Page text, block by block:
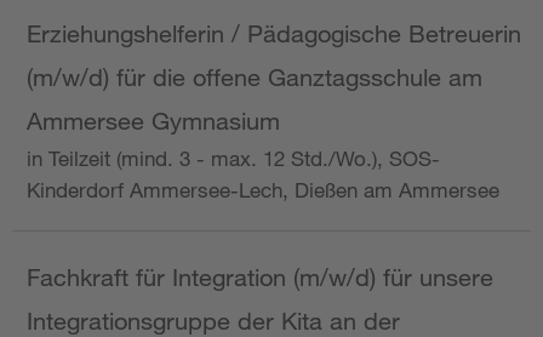
Erziehungshelferin / Pädagogische Betreuerin
(m/w/d) für die offene Ganztagsschule am
Ammersee Gymnasium
in Teilzeit (mind. 3 - max. 12 Std./Wo.), SOS-
Kinderdorf Ammersee-Lech, Dießen am Ammersee
Fachkraft für Integration (m/w/d) für unsere
Integrationsgruppe der Kita an der